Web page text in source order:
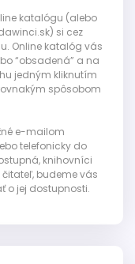
katalógu (alebo
si cez
Online katalóg vás
“obsadená” a na
jedným kliknutím
spôsobom
e-mailom
telefonicky do
knihovníci
budeme vás
o jej dostupnosti.